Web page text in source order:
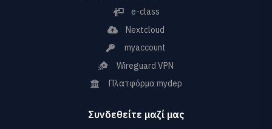
e-class
Nextcloud
myaccount
Wireguard VPN
Πλατφόρμα mydep
Συνδεθείτε μαζί μας